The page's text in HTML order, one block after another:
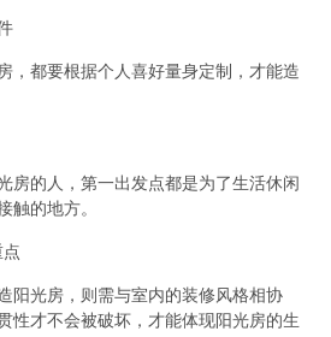
都要根据个人喜好量身定制，才能造
的人，第一出发点都是为了生活休闲
触的地方。
光房，则需与室内的装修风格相协
性才不会被破坏，才能体现阳光房的生